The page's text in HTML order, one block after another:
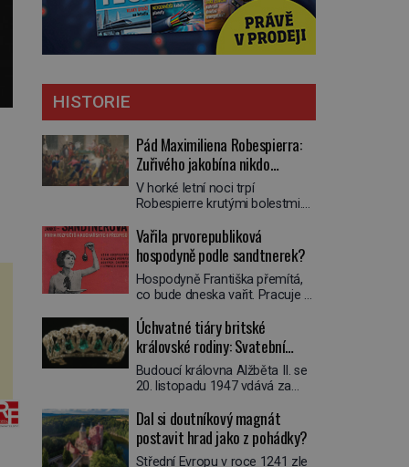
HISTORIE
Pád Maximiliena Robespierra:
Zuřivého jakobína nikdo
nelitoval?
V horké letní noci trpí
Robespierre krutými bolestmi.
víří kolotoč myšlenek. Když se
probere z mdlob, vzpomene si
na jednu z pařížských
jasnovidek, kterou před lety
navštívil. Prorokovala mu
vysmál. „Robespierre to
dotáhne hodně daleko,“
prohlásil o něm jiný významný
francouzský revolucionář,
Honoré de Mirabeau […]
Vařila prvorepubliková
hospodyně podle sandtnerek?
Hospodyně Františka přemítá,
co bude dneska vařit. Pracuje v
mlsný jazýček. Zalistuje proto
rychle v jedné ze „sandtnerek“.
„Zaplaťpánbůh, že už
nemusíme chodit s lístky,“
povzdechne si směrem ke
ruce. Ještě v prvních letech
nové republiky fungoval kvůli
nedostatku zboží přídělový
Úchvatné tiáry britské
královské rodiny: Svatební
klenot Alžbětě II. praskl
Budoucí královna Alžběta II. se
20. listopadu 1947 vdává za
Mountbattena. Aby měla na
obřad ve Westminsteru podle
tradice „něco vypůjčeného“, její
Dal si doutníkový magnát
postavit hrad jako z pohádky?
Střední Evropu v roce 1241 zle